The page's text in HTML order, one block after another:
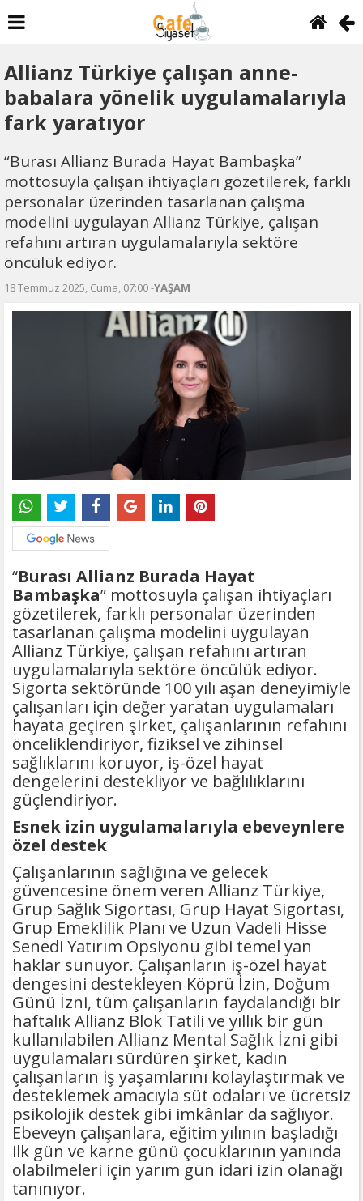
Allianz Türkiye çalışan anne-
babalara yönelik uygulamalarıyla
fark yaratıyor
“Burası Allianz Burada Hayat Bambaşka”
mottosuyla çalışan ihtiyaçları gözetilerek, farklı
personalar üzerinden tasarlanan çalışma
modelini uygulayan Allianz Türkiye, çalışan
refahını artıran uygulamalarıyla sektöre
öncülük ediyor.
18 Temmuz 2025, Cuma, 07:00 -YAŞAM
“Burası Allianz Burada Hayat
Bambaşka” mottosuyla çalışan ihtiyaçları
gözetilerek, farklı personalar üzerinden
tasarlanan çalışma modelini uygulayan
Allianz Türkiye, çalışan refahını artıran
uygulamalarıyla sektöre öncülük ediyor.
Sigorta sektöründe 100 yılı aşan deneyimiyle
çalışanları için değer yaratan uygulamaları
hayata geçiren şirket, çalışanlarının refahını
önceliklendiriyor, fiziksel ve zihinsel
sağlıklarını koruyor, iş-özel hayat
dengelerini destekliyor ve bağlılıklarını
güçlendiriyor.
Esnek izin uygulamalarıyla ebeveynlere
özel destek
Çalışanlarının sağlığına ve gelecek
güvencesine önem veren Allianz Türkiye,
Grup Sağlık Sigortası, Grup Hayat Sigortası,
Grup Emeklilik Planı ve Uzun Vadeli Hisse
Senedi Yatırım Opsiyonu gibi temel yan
haklar sunuyor. Çalışanların iş-özel hayat
dengesini destekleyen Köprü İzin, Doğum
Günü İzni, tüm çalışanların faydalandığı bir
haftalık Allianz Blok Tatili ve yıllık bir gün
kullanılabilen Allianz Mental Sağlık İzni gibi
uygulamaları sürdüren şirket, kadın
çalışanların iş yaşamlarını kolaylaştırmak ve
desteklemek amacıyla süt odaları ve ücretsiz
psikolojik destek gibi imkânlar da sağlıyor.
Ebeveyn çalışanlara, eğitim yılının başladığı
ilk gün ve karne günü çocuklarının yanında
olabilmeleri için yarım gün idari izin olanağı
tanınıyor.